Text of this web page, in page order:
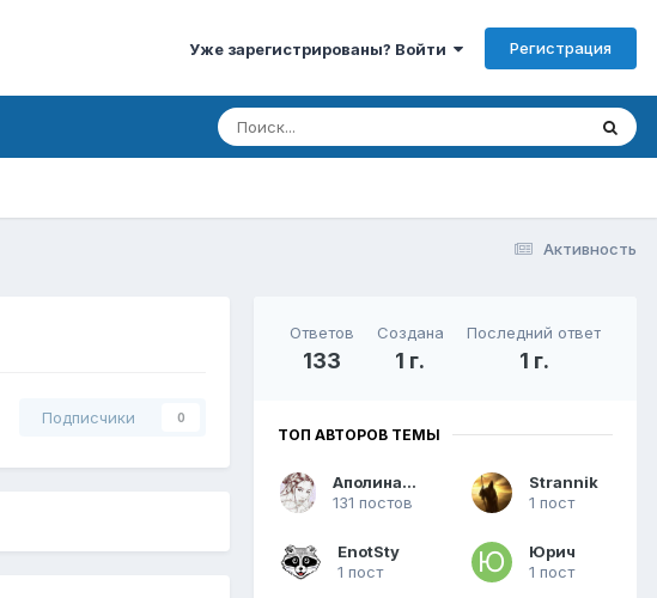
Уже зарегистрированы? Войти Регистрация
Активность
Подписчики 0
Ответов
133
Создана
1 г.
Последний ответ
1 г.
ТОП АВТОРОВ ТЕМЫ
Аполинария
131 постов
Strannik
1 пост
EnotSty
1 пост
Юрич
1 пост